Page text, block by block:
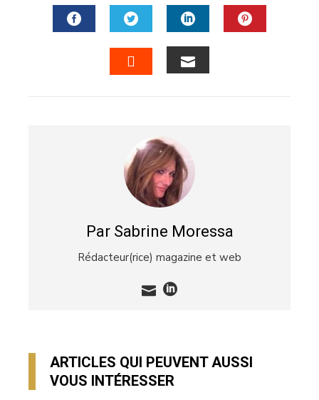
FACEBOOKTWITTERLINKEDIN
Par Sabrine Moressa
Rédacteur(rice) magazine et web
ARTICLES QUI PEUVENT AUSSI
VOUS INTÉRESSER